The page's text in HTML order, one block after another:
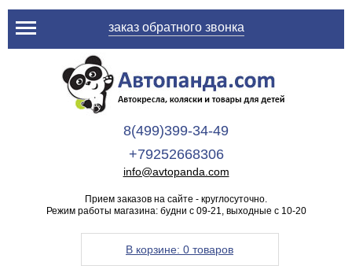
заказ обратного звонка
8(499)399-34-49
+79252668306
info@avtopanda.com
Прием заказов на сайте - круглосуточно.
Режим работы магазина: будни с 09-21, выходные с 10-20
В корзине: 0 товаров